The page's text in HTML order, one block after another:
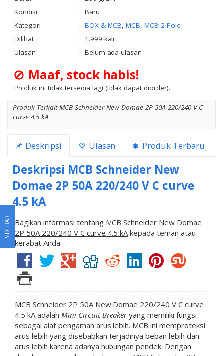
Kondisi
: Baru
Kategori
: BOX & MCB MCB MCB 2 Pole
Dilihat
: 1.999 kali
Ulasan
: Belum ada ulasan
Maaf, stock habis!
Produk ini tidak tersedia lagi (tidak dapat diorder).
Produk Terkait MCB Schneider New Domae 2P 50A 220/240 V C
curve 4.5 kA
Deskripsi Ulasan Produk Terbaru
Deskripsi MCB Schneider New
Domae 2P 50A 220/240 V C curve
4.5 kA
Bagikan informasi tentang MCB Schneider New Domae
2P 50A 220/240 V C curve 4.5 kA kepada teman atau
kerabat Anda.
MCB Schneider 2P 50A New Domae 220/240 V C curve
4.5 kA adalah Mini Circuit Breakeryang memiliki fungsi
sebagai alat pengaman arus lebih. MCB ini memproteksi
arus lebih yang disebabkan terjadinya beban lebih dan
arus lebih karena adanya hubungan pendek. Dengan
SIDEBAR